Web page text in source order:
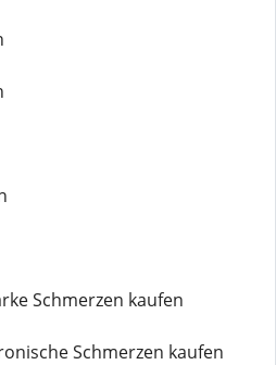
Schmerzen kaufen
Schmerzen kaufen